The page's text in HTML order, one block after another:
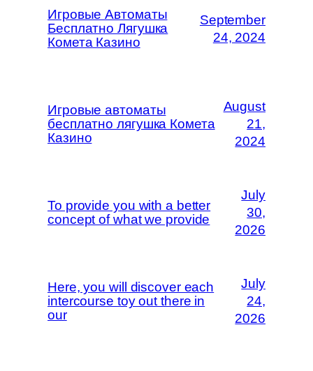
Игровые Автоматы
Бесплатно Лягушка
Комета Казино
September
24, 2024
Игровые автоматы
бесплатно лягушка Комета
Казино
August
21,
2024
To provide you with a better
concept of what we provide
July
30,
2026
Here, you will discover each
intercourse toy out there in
our
July
24,
2026